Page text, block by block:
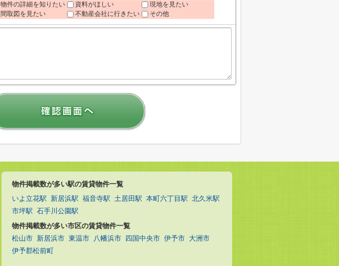
物件の詳細を知りたい 資料がほしい
現地を見たい
間取図を見たい
不動産会社に行きたい その他
物件掲載数が多い駅の賃貸物件一覧
いよ立花駅 新居浜駅 福音寺駅 土居田駅 本町六丁目駅 北久米駅
市坪駅 石手川公園駅
物件掲載数が多い市区の賃貸物件一覧
松山市 新居浜市 東温市 八幡浜市 四国中央市 伊予市 大洲市
伊予郡松前町